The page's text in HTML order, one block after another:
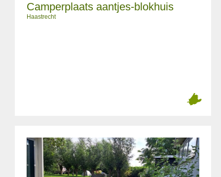
Camperplaats aantjes-blokhuis
Haastrecht